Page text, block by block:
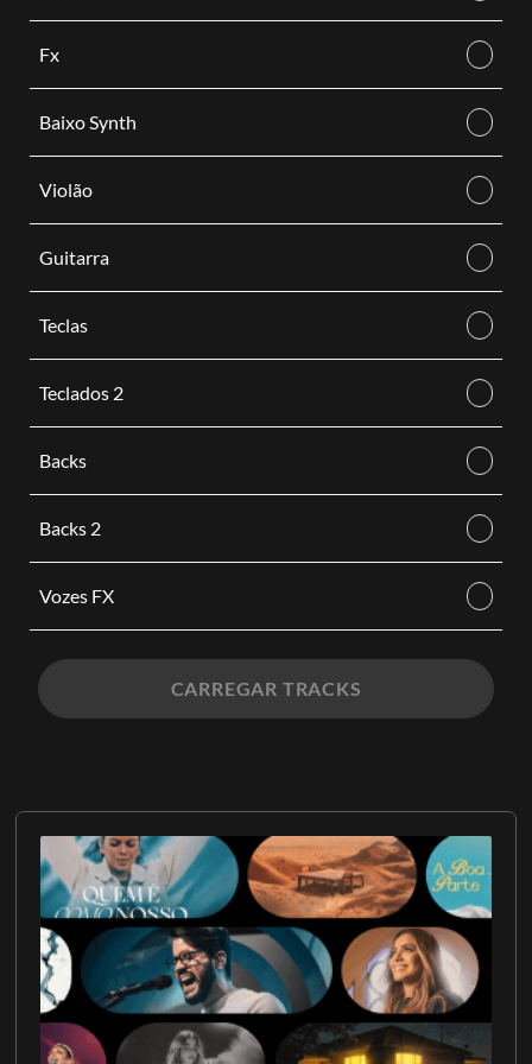
Fx
Baixo Synth
Violão
Guitarra
Teclas
Teclados 2
Backs
Backs 2
Vozes FX
CARREGAR TRACKS